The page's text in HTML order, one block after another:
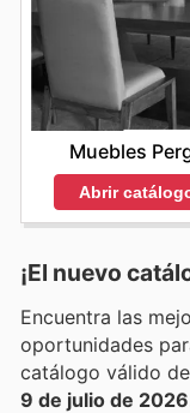
Muebles
Abrir
¡El nuevo
Encuentra las
catálogo válido
9 de julio de 2026